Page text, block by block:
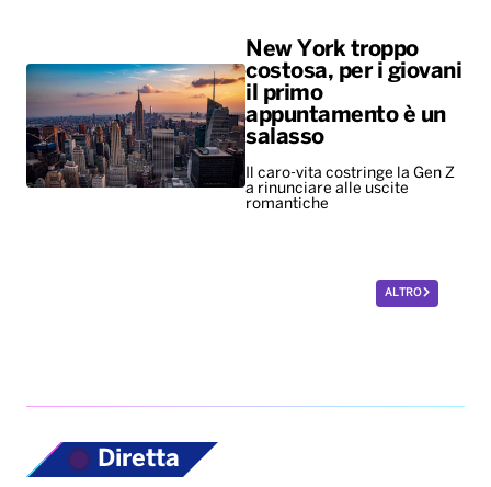
New York troppo
costosa, per i giovani
il primo
appuntamento è un
salasso
Il caro-vita costringe la Gen Z
a rinunciare alle uscite
romantiche
ALTRO
Diretta